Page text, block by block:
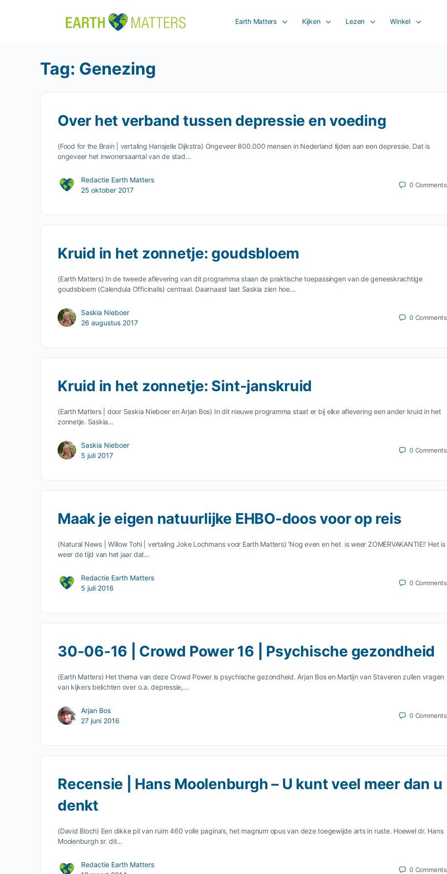
Earth Matters Kijken Lezen Winkel
Tag: Genezing
Over het verband tussen depressie en voeding
(Food for the Brain | vertaling Hansjelle Dijkstra) Ongeveer 800.000 mensen in Nederland lijden aan een depressie. Dat is
ongeveer het inwonersaantal van de stad…
Redactie Earth Matters
25 oktober 2017
0 Comments
Kruid in het zonnetje: goudsbloem
(Earth Matters) In de tweede aflevering van dit programma staan de praktische toepassingen van de geneeskrachtige
goudsbloem (Calendula Officinalis) centraal. Daarnaast laat Saskia zien hoe…
Saskia Nieboer
26 augustus 2017
0 Comments
Kruid in het zonnetje: Sint-janskruid
(Earth Matters | door Saskia Nieboer en Arjan Bos) In dit nieuwe programma staat er bij elke aflevering een ander kruid in het
zonnetje. Saskia…
Saskia Nieboer
5 juli 2017
0 Comments
Maak je eigen natuurlijke EHBO-doos voor op reis
(Natural News | Willow Tohi | vertaling Joke Lochmans voor Earth Matters) ‘Nog even en het is weer ZOMERVAKANTIE!’ Het is
weer de tijd van het jaar dat…
Redactie Earth Matters
5 juli 2016
0 Comments
30-06-16 | Crowd Power 16 | Psychische gezondheid
(Earth Matters) Het thema van deze Crowd Power is psychische gezondheid. Arjan Bos en Martijn van Staveren zullen vragen
van kijkers belichten over o.a. depressie,…
Arjan Bos
27 juni 2016
0 Comments
Recensie | Hans Moolenburgh – U kunt veel meer dan u
denkt
(David Bloch) Een dikke pil van ruim 460 volle pagina’s, het magnum opus van deze toegewijde arts in ruste. Hoewel dr. Hans
Moolenburgh sr. dit…
Redactie Earth Matters
0 Comments